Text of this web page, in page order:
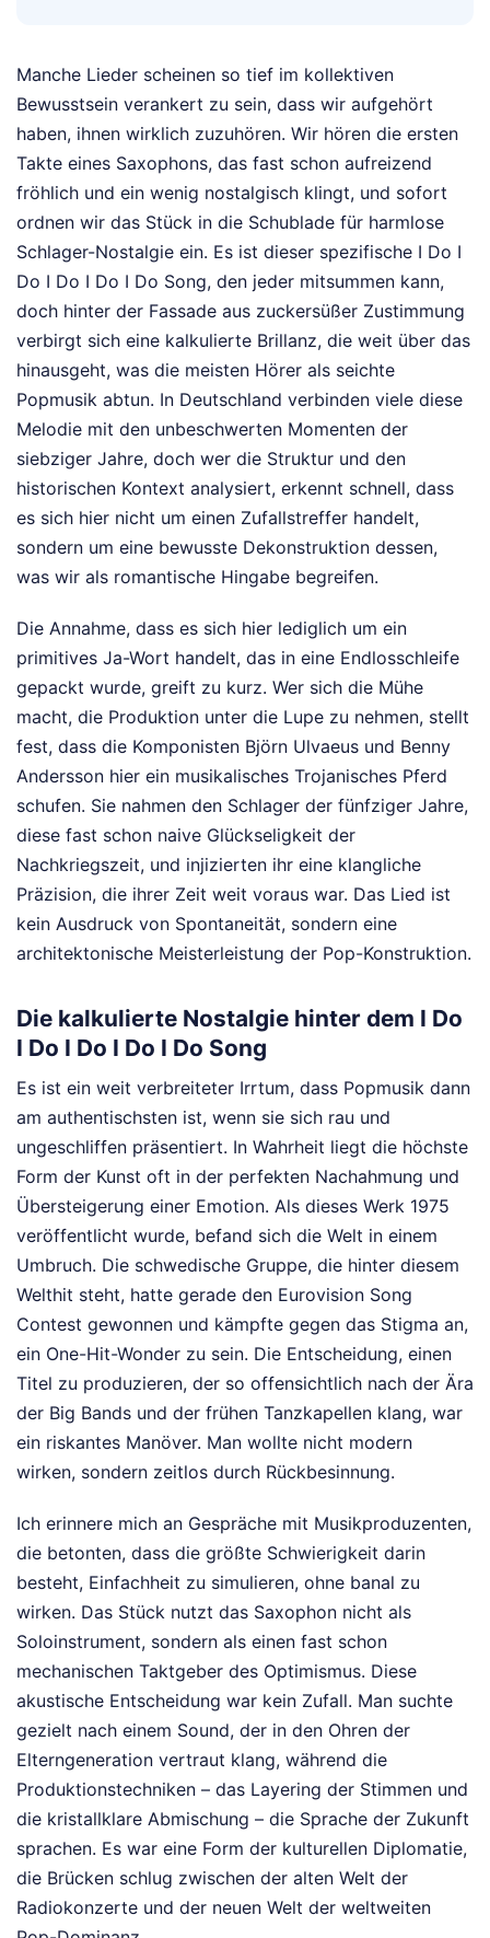
Manche Lieder scheinen so tief im kollektiven
Bewusstsein verankert zu sein, dass wir aufgehört
haben, ihnen wirklich zuzuhören. Wir hören die ersten
Takte eines Saxophons, das fast schon aufreizend
fröhlich und ein wenig nostalgisch klingt, und sofort
ordnen wir das Stück in die Schublade für harmlose
Schlager-Nostalgie ein. Es ist dieser spezifische I Do I
Do I Do I Do I Do Song, den jeder mitsummen kann,
doch hinter der Fassade aus zuckersüßer Zustimmung
verbirgt sich eine kalkulierte Brillanz, die weit über das
hinausgeht, was die meisten Hörer als seichte
Popmusik abtun. In Deutschland verbinden viele diese
Melodie mit den unbeschwerten Momenten der
siebziger Jahre, doch wer die Struktur und den
historischen Kontext analysiert, erkennt schnell, dass
es sich hier nicht um einen Zufallstreffer handelt,
sondern um eine bewusste Dekonstruktion dessen,
was wir als romantische Hingabe begreifen.
Die Annahme, dass es sich hier lediglich um ein
primitives Ja-Wort handelt, das in eine Endlosschleife
gepackt wurde, greift zu kurz. Wer sich die Mühe
macht, die Produktion unter die Lupe zu nehmen, stellt
fest, dass die Komponisten Björn Ulvaeus und Benny
Andersson hier ein musikalisches Trojanisches Pferd
schufen. Sie nahmen den Schlager der fünfziger Jahre,
diese fast schon naive Glückseligkeit der
Nachkriegszeit, und injizierten ihr eine klangliche
Präzision, die ihrer Zeit weit voraus war. Das Lied ist
kein Ausdruck von Spontaneität, sondern eine
architektonische Meisterleistung der Pop-Konstruktion.
Die kalkulierte Nostalgie hinter dem I Do
I Do I Do I Do I Do Song
Es ist ein weit verbreiteter Irrtum, dass Popmusik dann
am authentischsten ist, wenn sie sich rau und
ungeschliffen präsentiert. In Wahrheit liegt die höchste
Form der Kunst oft in der perfekten Nachahmung und
Übersteigerung einer Emotion. Als dieses Werk 1975
veröffentlicht wurde, befand sich die Welt in einem
Umbruch. Die schwedische Gruppe, die hinter diesem
Welthit steht, hatte gerade den Eurovision Song
Contest gewonnen und kämpfte gegen das Stigma an,
ein One-Hit-Wonder zu sein. Die Entscheidung, einen
Titel zu produzieren, der so offensichtlich nach der Ära
der Big Bands und der frühen Tanzkapellen klang, war
ein riskantes Manöver. Man wollte nicht modern
wirken, sondern zeitlos durch Rückbesinnung.
Ich erinnere mich an Gespräche mit Musikproduzenten,
die betonten, dass die größte Schwierigkeit darin
besteht, Einfachheit zu simulieren, ohne banal zu
wirken. Das Stück nutzt das Saxophon nicht als
Soloinstrument, sondern als einen fast schon
mechanischen Taktgeber des Optimismus. Diese
akustische Entscheidung war kein Zufall. Man suchte
gezielt nach einem Sound, der in den Ohren der
Elterngeneration vertraut klang, während die
Produktionstechniken – das Layering der Stimmen und
die kristallklare Abmischung – die Sprache der Zukunft
sprachen. Es war eine Form der kulturellen Diplomatie,
die Brücken schlug zwischen der alten Welt der
Radiokonzerte und der neuen Welt der weltweiten